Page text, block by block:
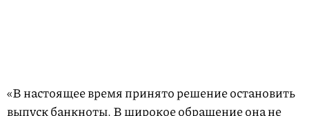
«В настоящее время принято решение остановить
выпуск банкноты. В широкое обращение она не